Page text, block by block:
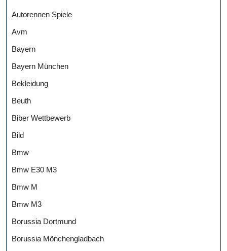
Autorennen Spiele
Avm
Bayern
Bayern München
Bekleidung
Beuth
Biber Wettbewerb
Bild
Bmw
Bmw E30 M3
Bmw M
Bmw M3
Borussia Dortmund
Borussia Mönchengladbach